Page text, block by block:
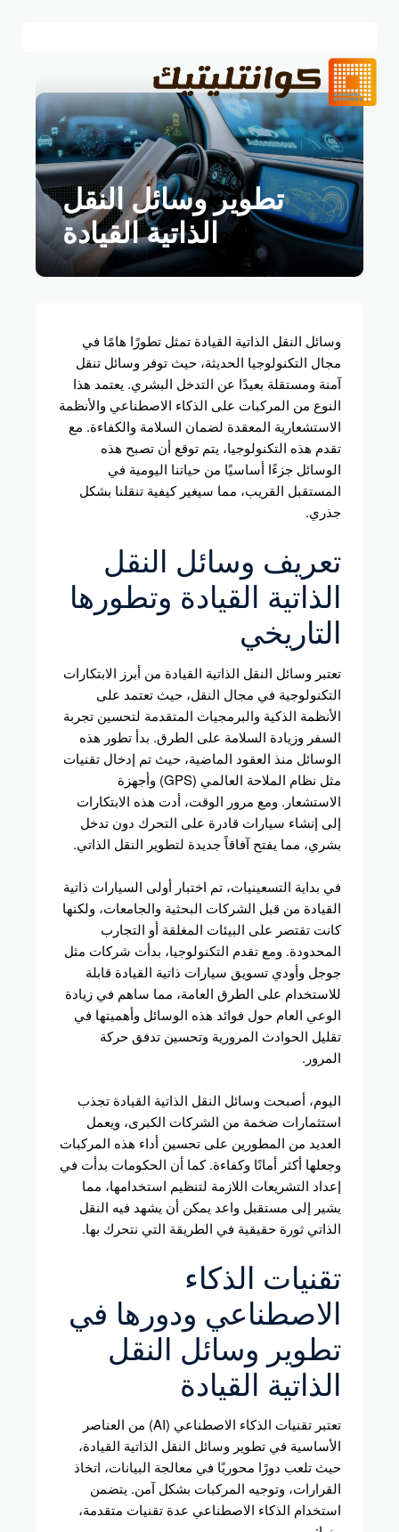
تطوير وسائل النقل
الذاتية القيادة
وسائل النقل الذاتية القيادة تمثل تطورًا هامًا في
مجال التكنولوجيا الحديثة، حيث توفر وسائل تنقل
آمنة ومستقلة بعيدًا عن التدخل البشري. يعتمد هذا
النوع من المركبات على الذكاء الاصطناعي والأنظمة
الاستشعارية المعقدة لضمان السلامة والكفاءة. مع
تقدم هذه التكنولوجيا، يتم توقع أن تصبح هذه
الوسائل جزءًا أساسيًا من حياتنا اليومية في
المستقبل القريب، مما سيغير كيفية تنقلنا بشكل
جذري.
تعريف وسائل النقل
الذاتية القيادة وتطورها
التاريخي
تعتبر وسائل النقل الذاتية القيادة من أبرز الابتكارات
التكنولوجية في مجال النقل، حيث تعتمد على
الأنظمة الذكية والبرمجيات المتقدمة لتحسين تجربة
السفر وزيادة السلامة على الطرق. بدأ تطور هذه
الوسائل منذ العقود الماضية، حيث تم إدخال تقنيات
مثل نظام الملاحة العالمي (GPS) وأجهزة
الاستشعار. ومع مرور الوقت، أدت هذه الابتكارات
إلى إنشاء سيارات قادرة على التحرك دون تدخل
بشري، مما يفتح آفاقاً جديدة لتطوير النقل الذاتي.
في بداية التسعينيات، تم اختبار أولى السيارات ذاتية
القيادة من قبل الشركات البحثية والجامعات، ولكنها
كانت تقتصر على البيئات المغلقة أو التجارب
المحدودة. ومع تقدم التكنولوجيا، بدأت شركات مثل
جوجل وأودي تسويق سيارات ذاتية القيادة قابلة
للاستخدام على الطرق العامة، مما ساهم في زيادة
الوعي العام حول فوائد هذه الوسائل وأهميتها في
تقليل الحوادث المرورية وتحسين تدفق حركة
المرور.
اليوم، أصبحت وسائل النقل الذاتية القيادة تجذب
استثمارات ضخمة من الشركات الكبرى، ويعمل
العديد من المطورين على تحسين أداء هذه المركبات
وجعلها أكثر أمانًا وكفاءة. كما أن الحكومات بدأت في
إعداد التشريعات اللازمة لتنظيم استخدامها، مما
يشير إلى مستقبل واعد يمكن أن يشهد فيه النقل
الذاتي ثورة حقيقية في الطريقة التي نتحرك بها.
تقنيات الذكاء
الاصطناعي ودورها في
تطوير وسائل النقل
الذاتية القيادة
تعتبر تقنيات الذكاء الاصطناعي (AI) من العناصر
الأساسية في تطوير وسائل النقل الذاتية القيادة،
حيث تلعب دورًا محوريًا في معالجة البيانات، اتخاذ
القرارات، وتوجيه المركبات بشكل آمن. يتضمن
استخدام الذكاء الاصطناعي عدة تقنيات متقدمة،